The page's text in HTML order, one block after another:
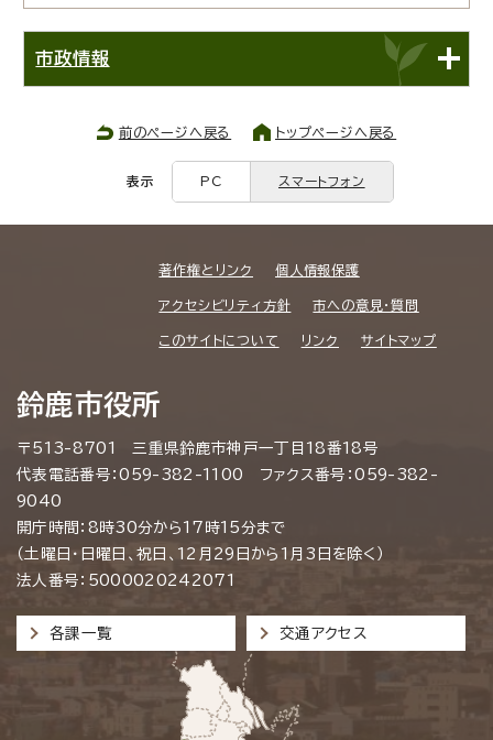
市政情報
前のページへ戻る トップページへ戻る
表示 PC スマートフォン
著作権とリンク 個人情報保護
アクセシビリティ方針 市への意見・質問
このサイトについて リンク サイトマップ
鈴鹿市役所
〒513-8701 三重県鈴鹿市神戸一丁目18番18号
代表電話番号：059-382-1100 ファクス番号：059-382-
9040
開庁時間：8時30分から17時15分まで
（土曜日・日曜日、祝日、12月29日から1月3日を除く）
法人番号：5000020242071
各課一覧 交通アクセス